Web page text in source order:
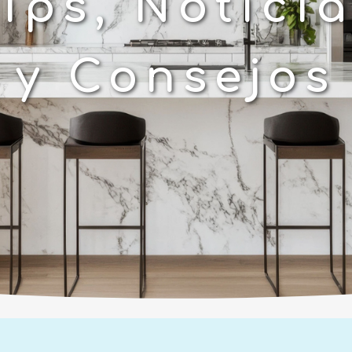
y Consejos